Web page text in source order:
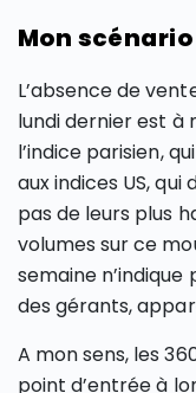
Mon
L’absence de
lundi dernier est à
l’indice parisien,
aux indices US,
pas de leurs plus
volumes sur ce
semaine
des gérants,
A mon sens, les
point d’entrée à